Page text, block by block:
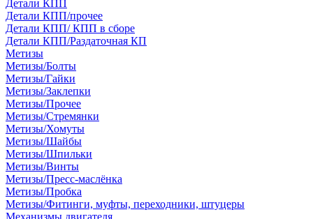
Детали КПП
Детали КПП/прочее
Детали КПП/ КПП в сборе
Детали КПП/Раздаточная КП
Метизы
Метизы/Болты
Метизы/Гайки
Метизы/Заклепки
Метизы/Прочее
Метизы/Стремянки
Метизы/Хомуты
Метизы/Шайбы
Метизы/Шпильки
Метизы/Винты
Метизы/Пресс-маслёнка
Метизы/Пробка
Метизы/Фитинги, муфты, переходники, штуцеры
Механизмы двигателя